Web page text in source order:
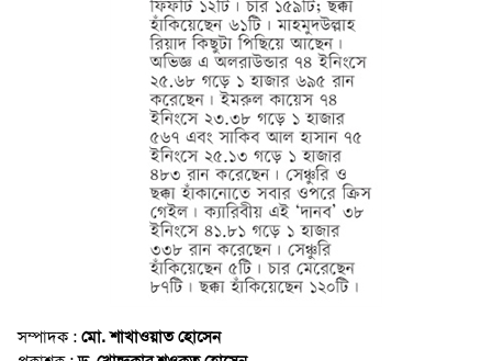
সম্পাদক : মো. শাখাওয়াত হোসেন